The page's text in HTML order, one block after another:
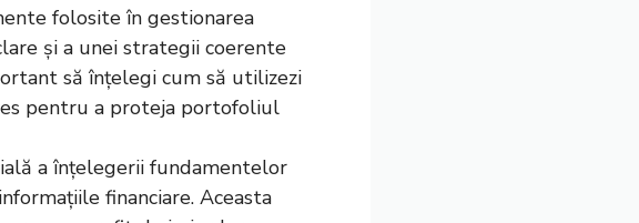
folosite în gestionarea
și a unei strategii coerente
să înțelegi cum să utilizezi
pentru a proteja portofoliul
a înțelegerii fundamentelor
financiare. Aceasta